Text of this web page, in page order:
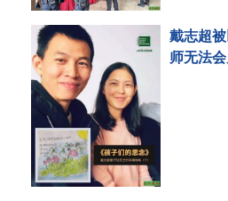
戴志超
师无法